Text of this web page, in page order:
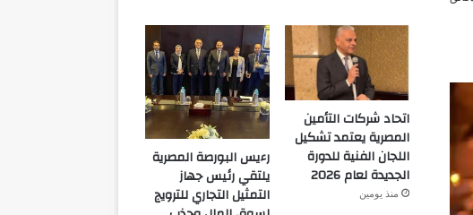
اتحاد شركات التأمين
المصرية يعتمد تشكيل
اللجان الفنية للدورة
الجديدة لعام 2026
منذ يومين
رءيس البورصة المصرية
يلتقي رئيس جهاز
التمثيل التجاري للترويج